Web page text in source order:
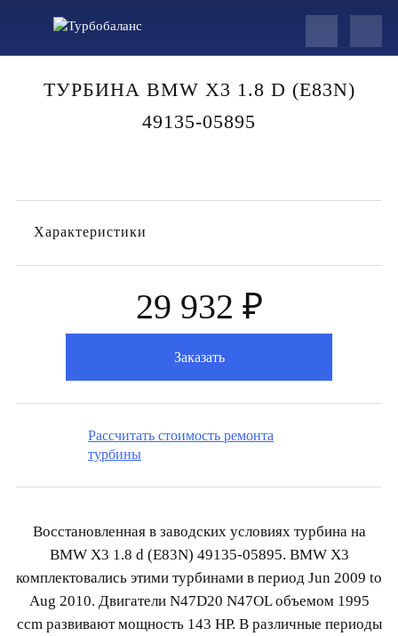
ТУРБИНА BMW X3 1.8 D (E83N)
49135-05895
Характеристики
29 932 ₽
Заказать
Рассчитать стоимость ремонта
турбины
Восстановленная в заводских условиях турбина на
BMW X3 1.8 d (E83N) 49135-05895. BMW X3
комплектовались этими турбинами в период Jun 2009 to
Aug 2010. Двигатели N47D20 N47OL объемом 1995
ccm развивают мощность 143 HP. В различные периоды